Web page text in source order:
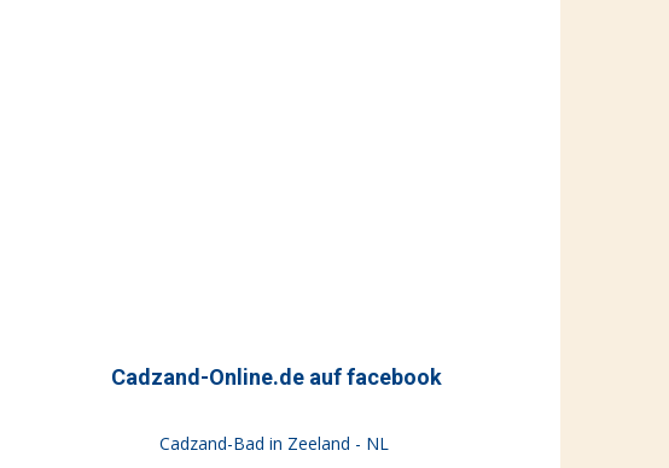
Cadzand-Online.de auf facebook
Cadzand-Bad in Zeeland - NL